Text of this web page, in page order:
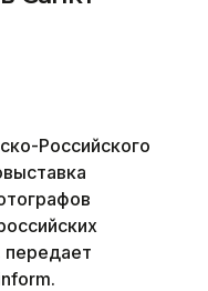
Российского
передает